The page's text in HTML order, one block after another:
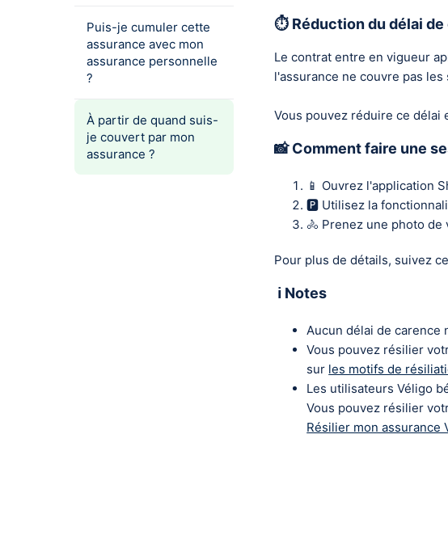
Puis-je cumuler cette
assurance avec mon
assurance personnelle
?
À partir de quand suis-
je couvert par mon
assurance ?
⏱️ Réduction du délai de
Le contrat entre en vigueur
l'assurance ne couvre pas
Vous pouvez réduire ce délai
📸 Comment faire une
📱 Ouvrez l'application
🅿️ Utilisez la
🚴 Prenez une photo de
Pour plus de détails, suivez
ℹ️ Notes
Aucun délai de carence
Vous pouvez résilier
sur les motifs de
Les utilisateurs Véligo
Vous pouvez résilier
Résilier mon assurance